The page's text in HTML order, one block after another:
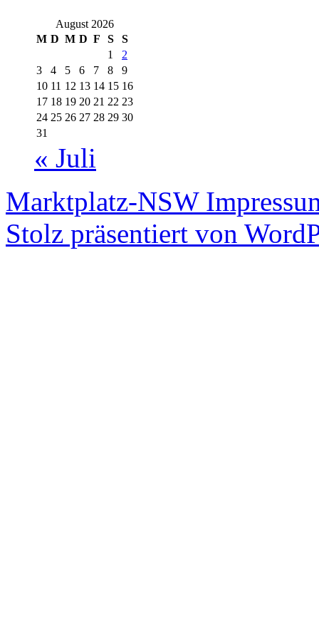
August 2026
M D M D F S
S
1
2
3
4 5 6 7 8
9
10 11 12 13 14 15 16
17 18 19 20 21 22 23
24 25 26 27 28 29 30
31
« Juli
Marktplatz-NSW
Stolz präsentiert von